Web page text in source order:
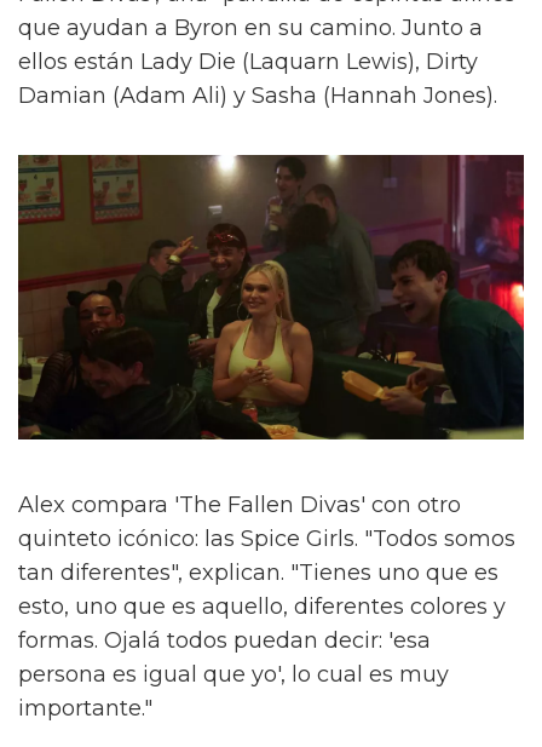
que ayudan a Byron en su camino. Junto a
ellos están Lady Die (Laquarn Lewis), Dirty
Damian (Adam Ali) y Sasha (Hannah Jones).
Alex compara 'The Fallen Divas' con otro
quinteto icónico: las Spice Girls. "Todos somos
tan diferentes", explican. "Tienes uno que es
esto, uno que es aquello, diferentes colores y
formas. Ojalá todos puedan decir: 'esa
persona es igual que yo', lo cual es muy
importante."